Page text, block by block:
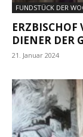
FUNDSTÜCK DER
ERZBISCHOF
DIENER DER
21. Januar 2024